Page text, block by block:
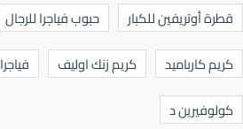
قطرة أوتريفين للكبار
حبوب فياجرا للرجال
كريم كارباميد
كريم زنك اوليف فياجرا ٥٠
كولوفيرين د